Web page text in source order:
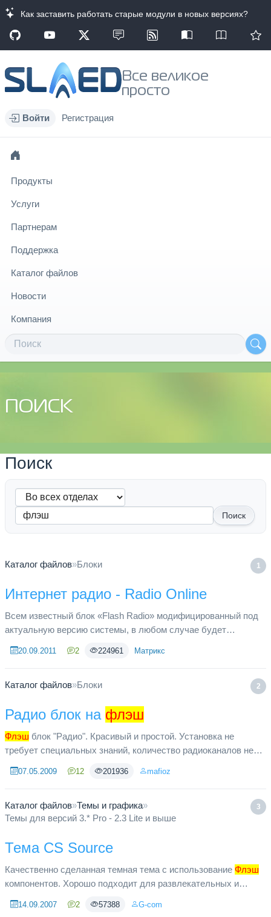
Как заставить работать старые модули в новых версиях?
Все великое
просто
Войти Регистрация
Продукты
Услуги
Партнерам
Поддержка
Каталог файлов
Новости
Компания
ПОИСК
Поиск
Поиск
1
Каталог файлов»Блоки
Интернет радио - Radio Online
Всем известный блок «Flash Radio» модифицированный под
актуальную версию системы, в любом случае будет
бы обратить внимани...
20.09.2011 2 224961 Матрикс
2
Каталог файлов»Блоки
Радио блок на флэш
Флэш блок "Радио". Красивый и простой. Установка не
требует специальных знаний, количество радиоканалов не
скачанного архива. Имп...
07.05.2009 12 201936 mafioz
3
Каталог файлов»Темы и графика»
Темы для версий 3.* Pro - 2.3 Lite и выше
Тема CS Source
Качественно сделанная темная тема с использование Флэш
компонентов. Хорошо подходит для развлекательных и
фиолетового цветов. Соде...
14.09.2007 2 57388 G-com